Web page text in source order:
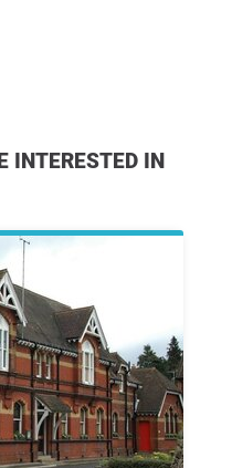
INTERESTED IN